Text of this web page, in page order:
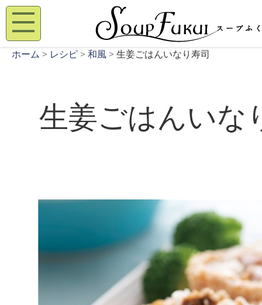
ホーム > レシピ > 和風 > 生姜ごはんいなり寿司
生姜ごはんいな